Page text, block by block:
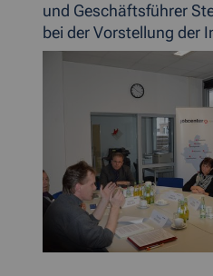
und Geschäftsführer
bei der Vorstellung der